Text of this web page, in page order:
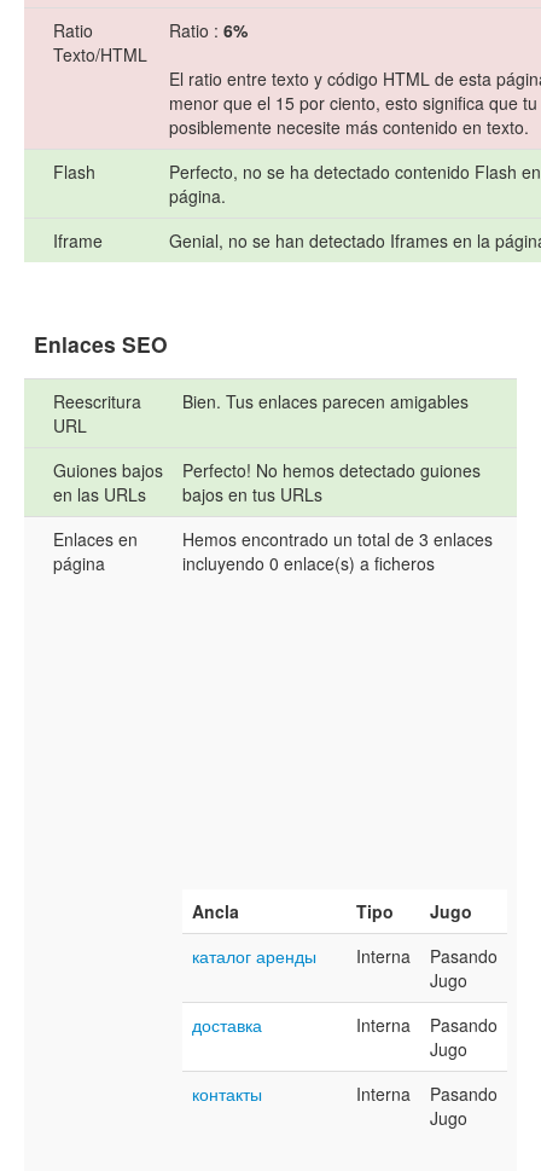
Ratio
Texto/HTML
Ratio : 6%
El ratio entre texto y código HTML de esta
menor que el 15 por ciento, esto significa que
posiblemente necesite más contenido en texto.
Flash
Perfecto, no se ha detectado contenido Flash
página.
Iframe
Genial, no se han detectado Iframes en la
Enlaces SEO
Reescritura
URL
Bien. Tus enlaces parecen amigables
Guiones bajos
en las URLs
Perfecto! No hemos detectado guiones
bajos en tus URLs
Enlaces en
página
Hemos encontrado un total de 3 enlaces
incluyendo 0 enlace(s) a ficheros
Ancla Tipo
Jugo
каталог аренды
Interna
Pasando
Jugo
доставка
Interna
Pasando
Jugo
контакты
Interna
Pasando
Jugo